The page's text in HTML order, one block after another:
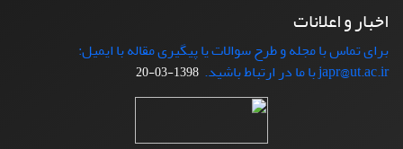
اخبار و اعلانات
برای تماس با مجله و طرح سوالات یا پیگیری مقاله با ایمیل:
japr@ut.ac.ir با ما در ارتباط باشید.
1398-03-20